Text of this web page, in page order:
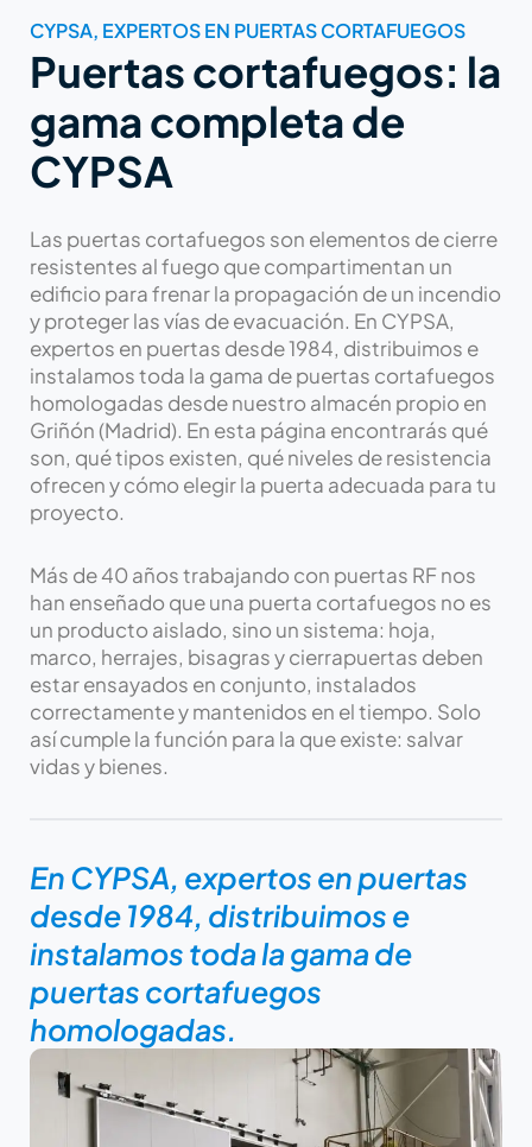
CYPSA, EXPERTOS EN PUERTAS CORTAFUEGOS
Puertas cortafuegos: la
gama completa de
CYPSA
Las puertas cortafuegos son elementos de cierre
resistentes al fuego que compartimentan un
edificio para frenar la propagación de un incendio
y proteger las vías de evacuación. En CYPSA,
expertos en puertas desde 1984, distribuimos e
instalamos toda la gama de puertas cortafuegos
homologadas desde nuestro almacén propio en
Griñón (Madrid). En esta página encontrarás qué
son, qué tipos existen, qué niveles de resistencia
ofrecen y cómo elegir la puerta adecuada para tu
proyecto.
Más de 40 años trabajando con puertas RF nos
han enseñado que una puerta cortafuegos no es
un producto aislado, sino un sistema: hoja,
marco, herrajes, bisagras y cierrapuertas deben
estar ensayados en conjunto, instalados
correctamente y mantenidos en el tiempo. Solo
así cumple la función para la que existe: salvar
vidas y bienes.
En CYPSA, expertos en puertas
desde 1984, distribuimos e
instalamos toda la gama de
puertas cortafuegos
homologadas.